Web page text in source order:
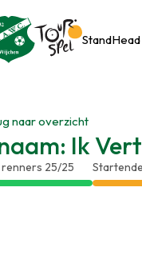
Stand
naar overzicht
Ik
25/25